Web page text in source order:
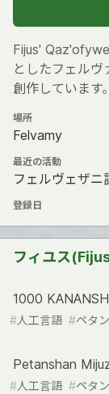
Fijus'
としたフェル
創作しています。
場所
Felvamy
最近の活動
フェルヴェザ
登録日
フィユス
1000
#人工言語 #ペタ
Petanshan
#人工言語 #ペタ